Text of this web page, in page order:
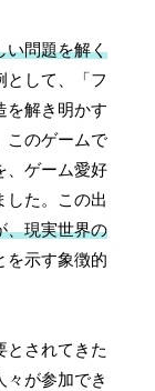
い問題を解く
として、「フ
を解き明かす
このゲームで
、ゲーム愛好
した。この出
、現実世界の
を示す象徴的
とされてきた
々が参加でき